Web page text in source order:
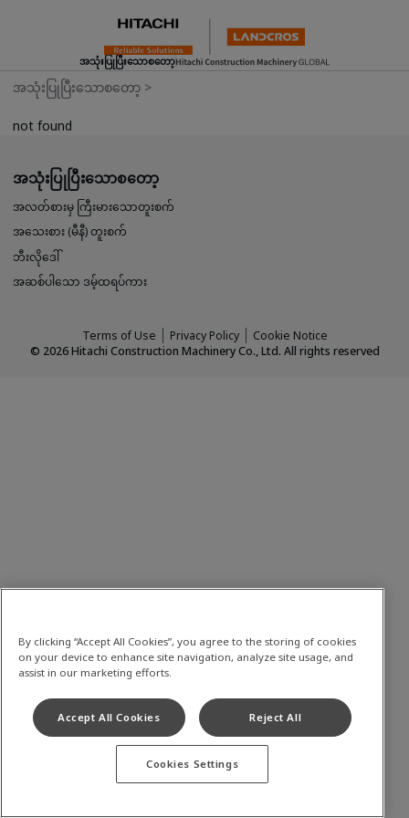
အသုံးပြုပြီးသောစတော့
အသုံးပြုပြီးသောစတော့ >
not found
အသုံးပြုပြီးသောစတော့
အလတ်စားမှ ကြီးမားသောတူးစက်
အသေးစား (မီနီ) တူးစက်
ဘီးလိုဒေါ်
အဆစ်ပါသော ဒမ့်ထရပ်ကား
Terms of Use Privacy Policy
Cookie Notice
© 2026Hitachi Construction Machinery Co., Ltd. All rights reserved
By clicking “Accept All Cookies”, you agree to the storing of cookies
on your device to enhance site navigation, analyze site usage, and
assist in our marketing efforts.
Accept All Cookies Reject All
Cookies Settings